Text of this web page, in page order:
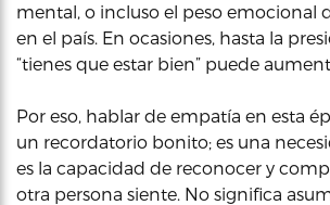
mental, o incluso el peso emocional
en el país. En ocasiones, hasta la
“tienes que estar bien” puede
Por eso, hablar de empatía en esta
un recordatorio bonito; es una
es la capacidad de reconocer y
otra persona siente. No significa